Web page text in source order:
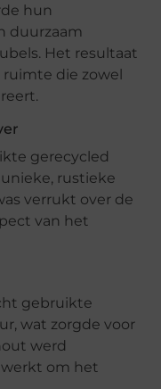
hun
duurzaam
Het resultaat
die zowel
gerecycled
rustieke
verrukt over de
van het
gebruikte
wat zorgde voor
werd
om het